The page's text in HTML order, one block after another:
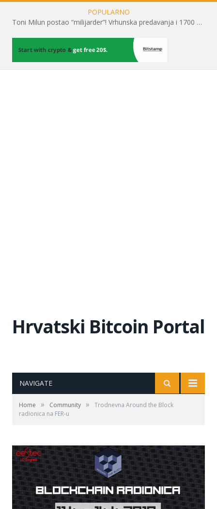
POPULARNO
Toni Milun postao “milijarder”! Vrhunska predavanja i 1700 posjetitelja obilježili su mjesec financijske pismenosti
Hrvatski Bitcoin Portal
NAVIGATE
Home » Community »
Trodnevna Around the Block
radionica na FER-u